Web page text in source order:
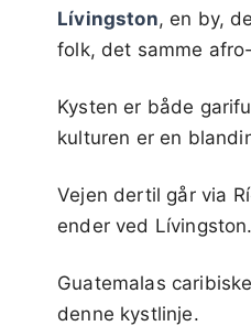
Lívingston, en by,
folk, det samme
Kysten er både
kulturen er en
Vejen dertil går via
ender ved
Guatemalas
denne kystlinje.